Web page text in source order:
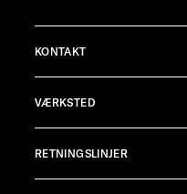
KONTAKT
Ölmühlestraße 6
88299 Leutkirch
Germany
VÆRKSTED
Informationsmateriale
RETNINGSLINJER